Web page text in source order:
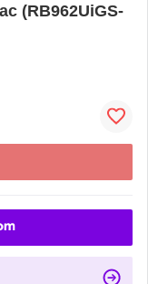
(RB962UiGS-